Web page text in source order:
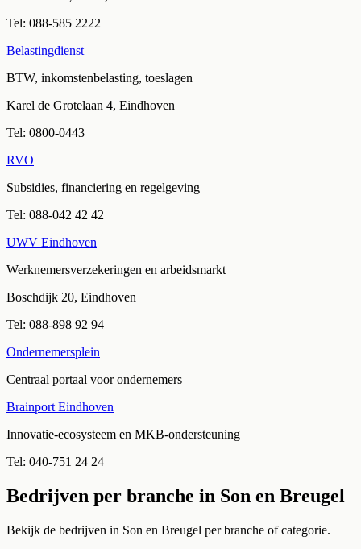
Tel: 088-585 2222
Belastingdienst
BTW, inkomstenbelasting, toeslagen
Karel de Grotelaan 4, Eindhoven
Tel: 0800-0443
RVO
Subsidies, financiering en regelgeving
Tel: 088-042 42 42
UWV Eindhoven
Werknemersverzekeringen en arbeidsmarkt
Boschdijk 20, Eindhoven
Tel: 088-898 92 94
Ondernemersplein
Centraal portaal voor ondernemers
Brainport Eindhoven
Innovatie-ecosysteem en MKB-ondersteuning
Tel: 040-751 24 24
Bedrijven per branche in Son en Breugel
Bekijk de bedrijven in Son en Breugel per branche of categorie.